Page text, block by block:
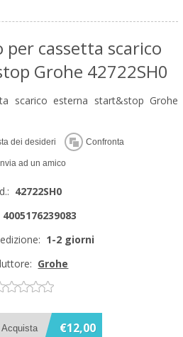
per cassetta scarico
Grohe 42722SH0
scarico esterna start&stop Grohe
42722SH0
4005176239083
1-2 giorni
Grohe
€12,00